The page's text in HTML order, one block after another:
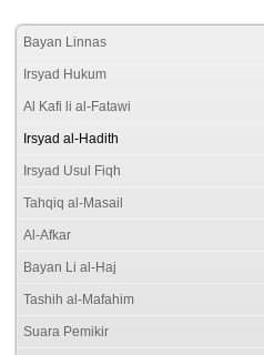
Bayan Linnas
Irsyad Hukum
Al Kafi li al-Fatawi
Irsyad al-Hadith
Irsyad Usul Fiqh
Tahqiq al-Masail
Al-Afkar
Bayan Li al-Haj
Tashih al-Mafahim
Suara Pemikir